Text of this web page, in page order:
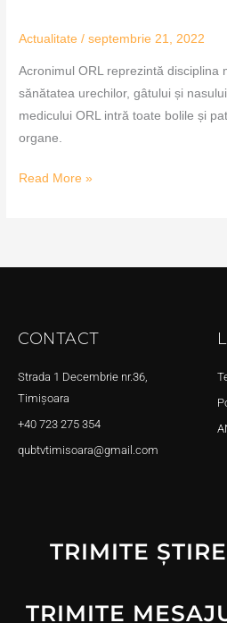
Actualitate /septembrie 21, 2022
Acronimul ORL reprezintă disciplina
sănătatea urechilor, gâtului și
medicului ORL intră toate bolile și
organe.
Read More »
CONTACT
Strada 1 Decembrie nr.36,
Timișoara
+40 723 275 354
qubtvtimisoara@gmail.com
TRIMITE
TRIMITE